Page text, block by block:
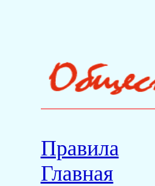
Правила
Главная